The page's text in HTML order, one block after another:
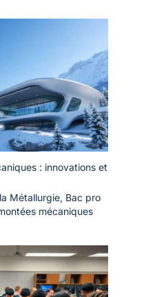
: innovations et
Métallurgie, Bac pro
mécaniques